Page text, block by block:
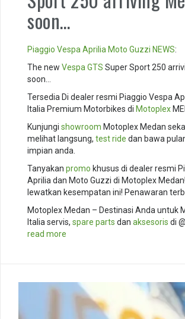
soon…
Piaggio Vespa Aprilia Moto Guzzi NEWS:
The new Vespa GTS Super Sport 250
soon…
Tersedia Di dealer resmi Piaggio Vespa
Italia Premium Motorbikes di Motoplex
Kunjungi showroom Motoplex Medan
melihat langsung, test ride dan bawa
impian anda.
Tanyakan promo khusus di dealer resmi
Aprilia dan Moto Guzzi di Motoplex
lewatkan kesempatan ini! Penawaran
Motoplex Medan – Destinasi Anda untuk
Italia servis, spare parts dan aksesoris di
read more